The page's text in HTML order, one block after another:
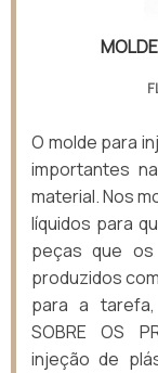
O molde para
importantes
material. Nos
líquidos para
peças que
produzidos
para a tarefa,
SOBRE OS
injeção de